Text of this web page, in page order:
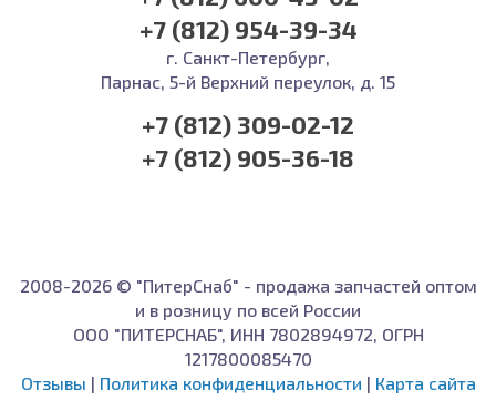
+7 (812) 954-39-34
г. Санкт-Петербург,
Парнас, 5-й Верхний переулок, д. 15
+7 (812) 309-02-12
+7 (812) 905-36-18
2008-2026 © "ПитерСнаб" - продажа запчастей оптом
и в розницу по всей России
ООО "ПИТЕРСНАБ", ИНН 7802894972, ОГРН
1217800085470
Отзывы | Политика конфиденциальности | Карта сайта